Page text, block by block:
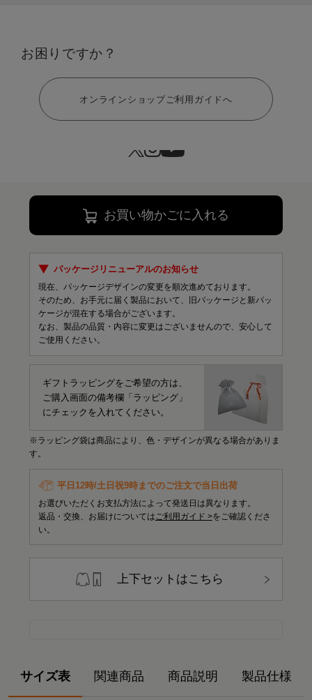
お困りですか？
オンラインショップご利用ガイドへ
サイズ：フリー
フリー
お買い物かごに入れる
パッケージリニューアルのお知らせ
現在、パッケージデザインの変更を順次進めております。
そのため、お手元に届く製品において、旧パッケージと新パッ
ケージが混在する場合がございます。
なお、製品の品質・内容に変更はございませんので、安心して
ご使用ください。
ギフトラッピングをご希望の方は、
ご購入画面の備考欄「ラッピング」
にチェックを入れてください。
※ラッピング袋は商品により、色・デザインが異なる場合がありま
す。
平日12時/土日祝9時までのご注文で当日出荷
お選びいただくお支払方法によって発送日は異なります。
返品・交換、お届けについては ご利用ガイド >をご確認くださ
い。
上下セットはこちら
サイズ表 関連商品 商品説明 製品仕様